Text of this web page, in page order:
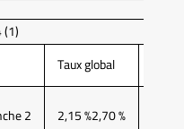
Taux global
2 2,15 %2,70 %